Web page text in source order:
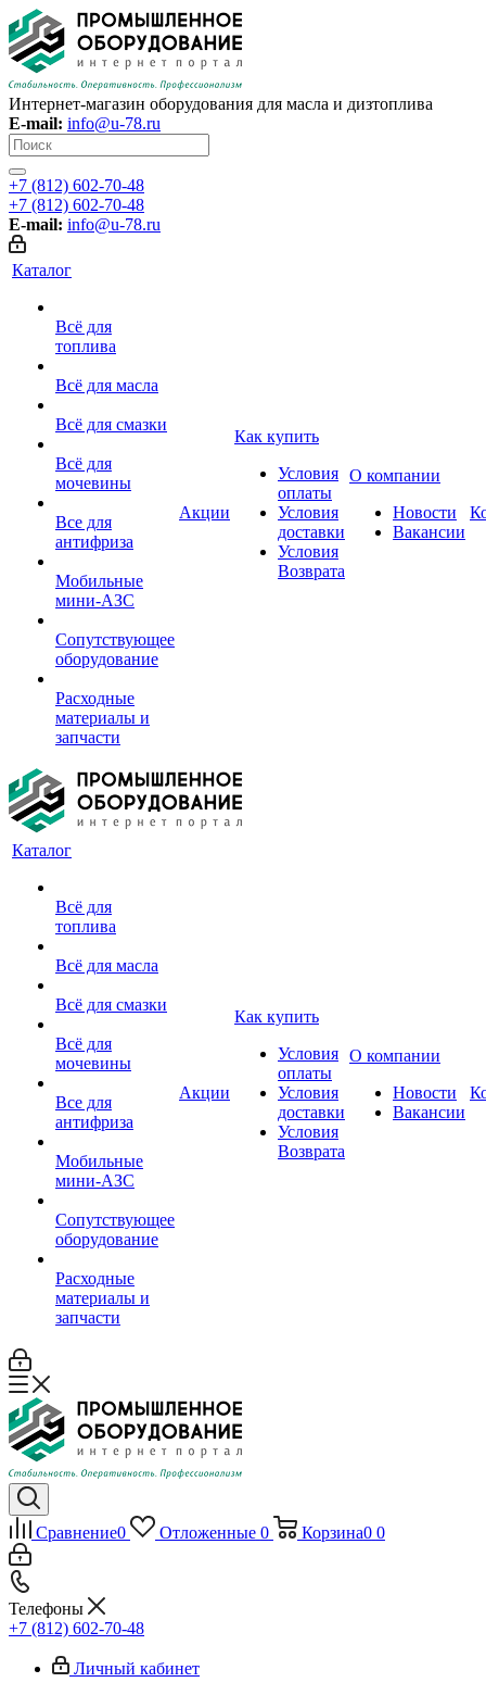
Интернет-магазин оборудования для масла и дизтоплива
E-mail: info@u-78.ru
+7 (812) 602-70-48
+7 (812) 602-70-48
E-mail: info@u-78.ru
Каталог
Всё для
топлива
Всё для масла
Всё для смазки
Всё для
мочевины
Все для
антифриза
Мобильные
мини-АЗС
Сопутствующее
оборудование
Расходные
материалы и
запчасти
Акции
Как купить
Условия
оплаты
Условия
доставки
Условия
Возврата
О компании
Новости
Вакансии
Каталог
Всё для
топлива
Всё для масла
Всё для смазки
Всё для
мочевины
Все для
антифриза
Мобильные
мини-АЗС
Сопутствующее
оборудование
Расходные
материалы и
запчасти
Акции
Как купить
Условия
оплаты
Условия
доставки
Условия
Возврата
О компании
Новости
Вакансии
Сравнение0 Отложенные 0 Корзина0 0
Телефоны
+7 (812) 602-70-48
Личный кабинет